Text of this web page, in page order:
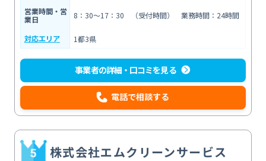
営業時間・営
業日
8：30～17：30 （受付時間） 業務時間：24時間
対応エリア 1都3県
事業者の詳細・口コミを見る
電話で相談する
株式会社エムクリーンサービス